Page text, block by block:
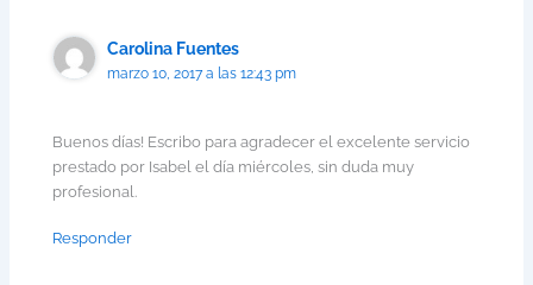
Carolina Fuentes
marzo 10, 2017 a las 12:43 pm
Buenos días! Escribo para agradecer el excelente servicio
prestado por Isabel el día miércoles, sin duda muy
profesional.
Responder